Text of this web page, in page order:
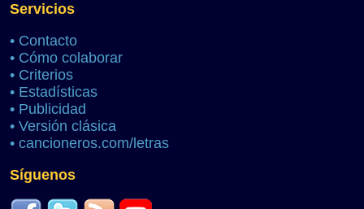
Servicios
• Contacto
• Cómo colaborar
• Criterios
• Estadísticas
• Publicidad
• Versión clásica
• cancioneros.com/letras
Síguenos